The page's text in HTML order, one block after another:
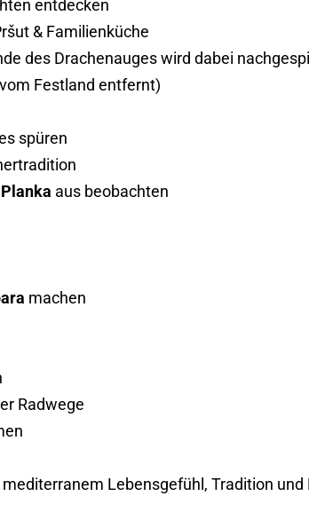
entdecken
& Familienküche
des Drachenauges wird dabei
Festland entfernt)
spüren
aus beobachten
machen
Radwege
Lebensgefühl, Tradition